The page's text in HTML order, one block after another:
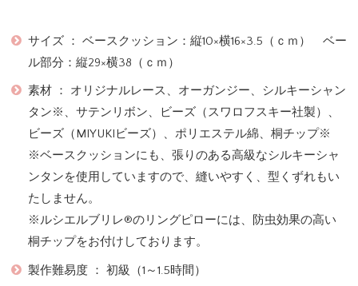
サイズ ： ベースクッション：縦10×横16×3.5（ｃｍ） ベー
ル部分：縦29×横38（ｃｍ）
素材 ： オリジナルレース、オーガンジー、シルキーシャン
タン※、サテンリボン、ビーズ（スワロフスキー社製）、
ビーズ（MIYUKIビーズ）、ポリエステル綿、桐チップ※
※ベースクッションにも、張りのある高級なシルキーシャ
ンタンを使用していますので、縫いやすく、型くずれもい
たしません。
※ルシエルブリレ®のリングピローには、防虫効果の高い
桐チップをお付けしております。
製作難易度 ： 初級（1～1.5時間）